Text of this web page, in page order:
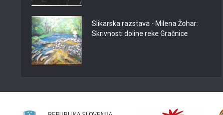
Slikarska razstava - Milena Žohar:
Skrivnosti doline reke Gračnice